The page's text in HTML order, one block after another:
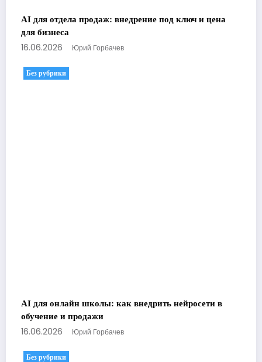
AI для отдела продаж: внедрение под ключ и цена
для бизнеса
16.06.2026 Юрий Горбачев
Без рубрики
AI для онлайн школы: как внедрить нейросети в
обучение и продажи
16.06.2026 Юрий Горбачев
Без рубрики